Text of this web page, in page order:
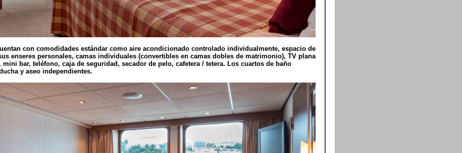
con comodidades estándar como aire acondicionado controlado individualmente, espacio de
enseres personales, camas individuales (convertibles en camas dobles de matrimonio), TV plana
mini bar, teléfono, caja de seguridad, secador de pelo, cafetera / tetera. Los cuartos de baño
y aseo independientes.